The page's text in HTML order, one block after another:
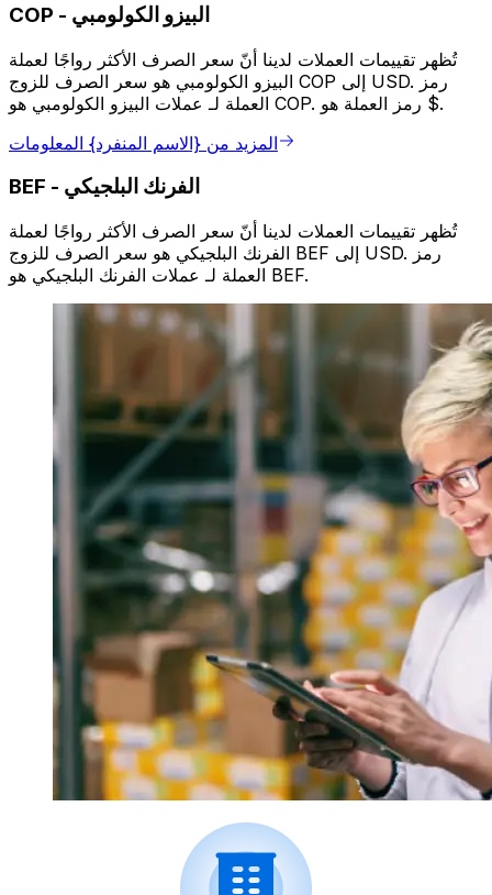
COP - البيزو الكولومبي
تُظهر تقييمات العملات لدينا أنّ سعر الصرف الأكثر رواجًا لعملة
البيزو الكولومبي هو سعر الصرف للزوج COP إلى USD. رمز
العملة لـ عملات البيزو الكولومبي هو COP. رمز العملة هو $.
المزيد من {الاسم المنفرد} المعلومات
BEF - الفرنك البلجيكي
تُظهر تقييمات العملات لدينا أنّ سعر الصرف الأكثر رواجًا لعملة
الفرنك البلجيكي هو سعر الصرف للزوج BEF إلى USD. رمز
العملة لـ عملات الفرنك البلجيكي هو BEF.